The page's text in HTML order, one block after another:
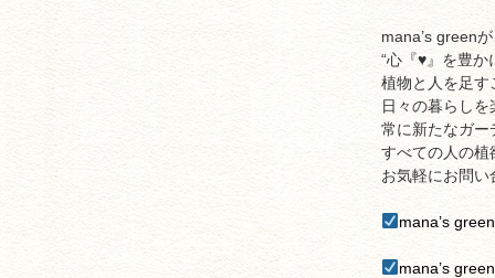
mana’s green
“心『♥︎』を豊か
植物と人を足す
日々の暮らし
常に新たなガー
すべての人の植
お気軽にお問
mana’s
mana’s